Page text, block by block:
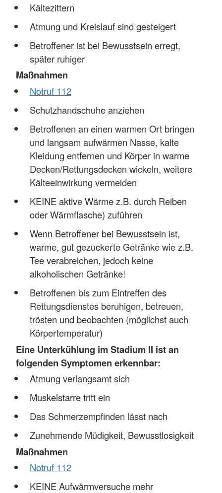
Kältezittern
Atmung und Kreislauf sind gesteigert
Betroffener ist bei Bewusstsein erregt,
später ruhiger
Maßnahmen
Notruf 112
Schutzhandschuhe anziehen
Betroffenen an einen warmen Ort bringen
und langsam aufwärmen Nasse, kalte
Kleidung entfernen und Körper in warme
Decken/Rettungsdecken wickeln, weitere
Kälteeinwirkung vermeiden
KEINE aktive Wärme z.B. durch Reiben
oder Wärmflasche) zuführen
Wenn Betroffener bei Bewusstsein ist,
warme, gut gezuckerte Getränke wie z.B.
Tee verabreichen, jedoch keine
alkoholischen Getränke!
Betroffenen bis zum Eintreffen des
Rettungsdienstes beruhigen, betreuen,
trösten und beobachten (möglichst auch
Körpertemperatur)
Eine Unterkühlung im Stadium II ist an
folgenden Symptomen erkennbar:
Atmung verlangsamt sich
Muskelstarre tritt ein
Das Schmerzempfinden lässt nach
Zunehmende Müdigkeit, Bewusstlosigkeit
Maßnahmen
Notruf 112
KEINE Aufwärmversuche mehr